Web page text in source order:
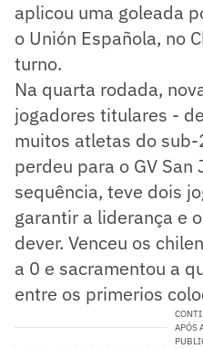
aplicou uma goleada
o Unión Española, no
turno.
Na quarta rodada,
jogadores titulares -
muitos atletas do
perdeu para o GV San
sequência, teve dois
garantir a liderança e
dever. Venceu os
a 0 e sacramentou a
entre os primerios
APÓS